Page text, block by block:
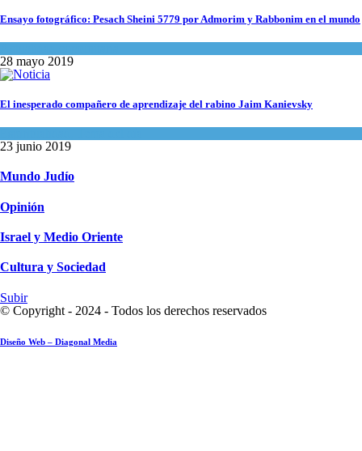
Ensayo fotográfico: Pesach Sheini 5779 por Admorim y Rabbonim en el mundo
28 mayo 2019
El inesperado compañero de aprendizaje del rabino Jaim Kanievsky
23 junio 2019
Mundo Judío
Opinión
Israel y Medio Oriente
Cultura y Sociedad
Subir
© Copyright - 2024 - Todos los derechos reservados
Diseño Web – Diagonal Media